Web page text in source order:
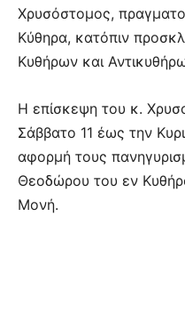
Χρυσόστομος,
Κύθηρα, κατόπιν
Κυθήρων και
Η επίσκεψη του κ.
Σάββατο 11 έως την
αφορμή τους
Θεοδώρου του εν
Μονή.